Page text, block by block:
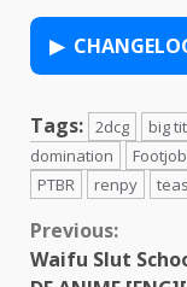
Tags: 2dcg big
domination
Footjob
PTBR
renpy
Continue
Previous:
Waifu Slut